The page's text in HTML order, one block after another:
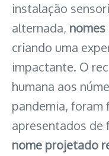
instalação
alternada, nomes
criando uma
impactante. O
humana aos
pandemia, foram
apresentados de
nome projetado